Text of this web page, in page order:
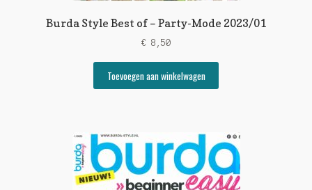
Burda Style Best of – Party-Mode 2023/01
€ 8,50
Toevoegen aan winkelwagen